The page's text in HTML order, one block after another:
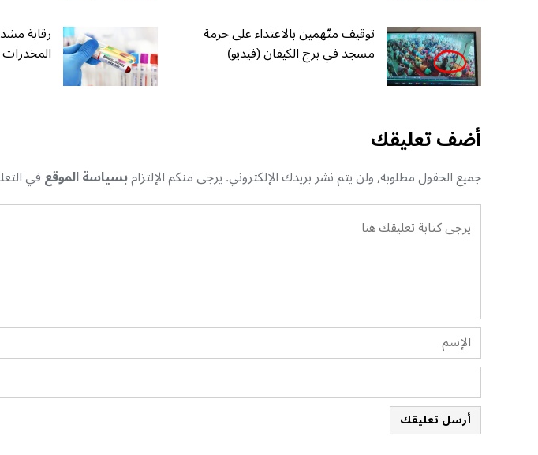
توقيف متّهمين بالاعتداء على حرمة
مسجد في برج الكيفان (فيديو)
رقابة
أضف تعليقك
جميع الحقول مطلوبة, ولن يتم نشر بريدك الإلكتروني. يرجى منكم الإلتزامبسياسة الموقعفي
أرسل تعليقك